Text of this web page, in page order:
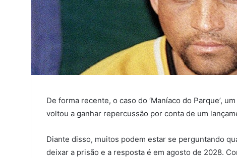
De forma recente, o caso do ‘Maníaco do Parque’,
voltou a ganhar repercussão por conta de um
Diante disso, muitos podem estar se perguntando
deixar a prisão e a resposta é em agosto de 2028.